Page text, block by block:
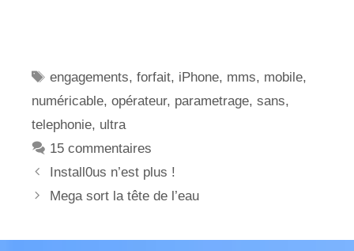
Étiquettes
engagements,forfait, iPhone, mms, mobile,
numéricable, opérateur, parametrage, sans,
telephonie, ultra
15 commentaires
Install0us n’est plus !
Mega sort la tête de l’eau